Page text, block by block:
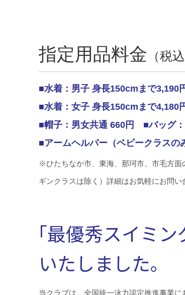
指定用品料金 （税込
■水着：男子 身長150cmまで3,190‬
■水着：女子 身長150cmまで4,180‬
■帽子：男女共通 660円 ■バッグ
■アームヘルパー（ベビークラスの
※ひたちなか市、東海、那珂市、市毛方
ギンクラスは除く）詳細はお気軽にお問い
「最優秀スイミ
いたしました。
当クラブは、全国統一泳力認定推進事業